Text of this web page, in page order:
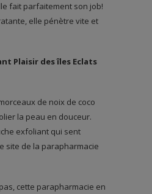
fait parfaitement son job!
elle pénètre vite et
Plaisir des îles Eclats
de noix de coco
la peau en douceur.
exfoliant qui sent
site de la parapharmacie
cette parapharmacie en